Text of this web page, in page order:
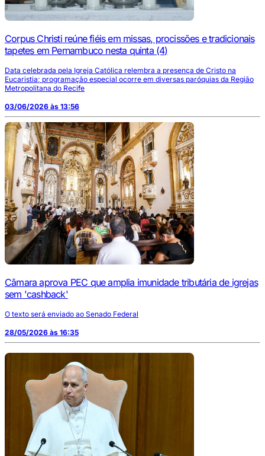
Corpus Christi reúne fiéis em missas, procissões e tradicionais
tapetes em Pernambuco nesta quinta (4)
Data celebrada pela Igreja Católica relembra a presença de Cristo na
Eucaristia; programação especial ocorre em diversas paróquias da Região
Metropolitana do Recife
03/06/2026 às 13:56
Câmara aprova PEC que amplia imunidade tributária de igrejas
sem 'cashback'
O texto será enviado ao Senado Federal
28/05/2026 às 16:35